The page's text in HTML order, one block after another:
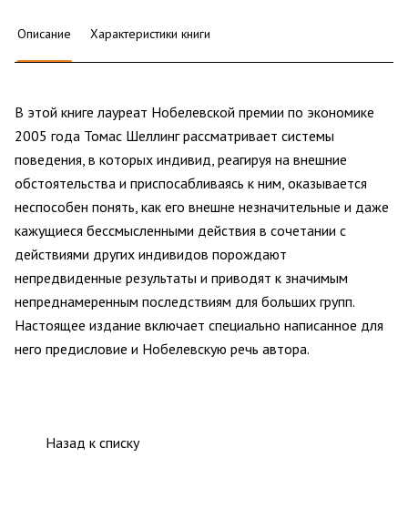
Описание Характеристики книги
В этой книге лауреат Нобелевской премии по экономике
2005 года Томас Шеллинг рассматривает системы
поведения, в которых индивид, реагируя на внешние
обстоятельства и приспосабливаясь к ним, оказывается
неспособен понять, как его внешне незначительные и даже
кажущиеся бессмысленными действия в сочетании с
действиями других индивидов порождают
непредвиденные результаты и приводят к значимым
непреднамеренным последствиям для больших групп.
Настоящее издание включает специально написанное для
него предисловие и Нобелевскую речь автора.
Назад к списку